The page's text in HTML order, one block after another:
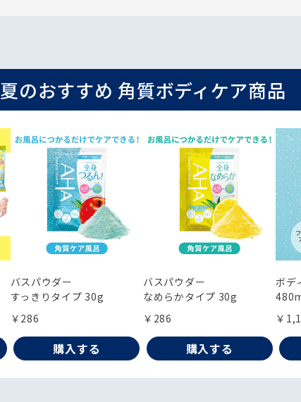
夏のおすすめ 角質ボディケア商品
バスパウダー
すっきりタイプ 30g
￥286
購入する
バスパウダー
なめらかタイプ 30g
￥286
購入する
ボデ
￥